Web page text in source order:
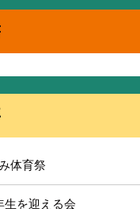
体育祭
生を迎える会